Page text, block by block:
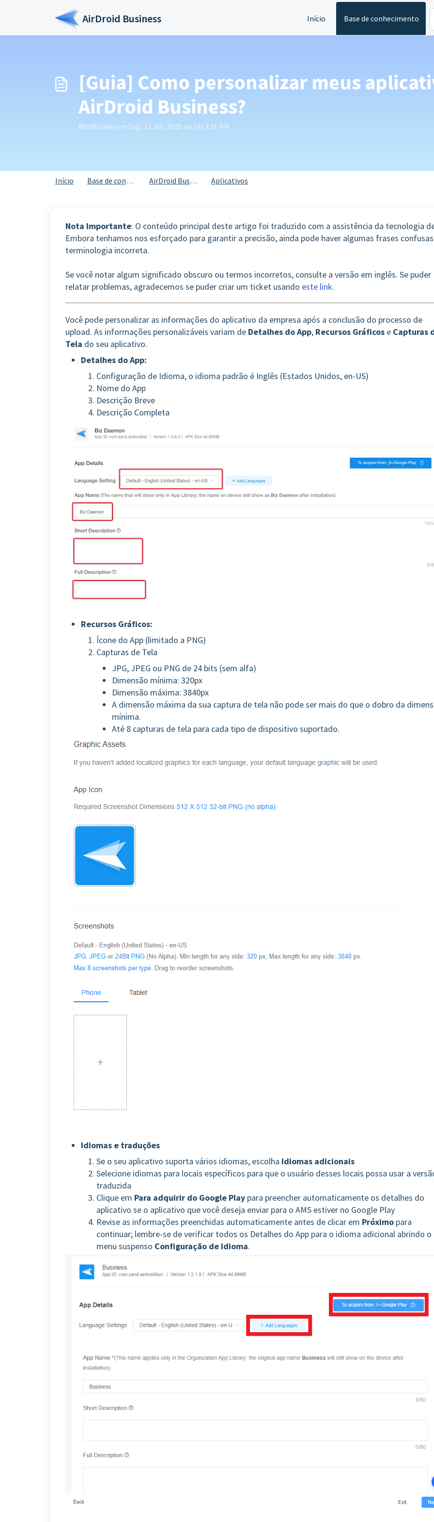
AirDroid Business Início Base de conhecimento
[Guia] Como personalizar meus
AirDroid Business?
Modificado em Seg, 21 Jul, 2025 na (o) 3:31 PM
Início Base de conhecimento AirDroid Business Aplicativos
Nota Importante: O conteúdo principal deste artigo foi traduzido com a assistência da tecnologia
Embora tenhamos nos esforçado para garantir a precisão, ainda pode haver algumas frases
terminologia incorreta.
Se você notar algum significado obscuro ou termos incorretos, consulte a versão em inglês. Se puder
relatar problemas, agradecemos se puder criar um ticket usando este link.
Você pode personalizar as informações do aplicativo da empresa após a conclusão do processo de
upload. As informações personalizáveis variam de Detalhes do App, Recursos Gráficos e Capturas
Tela do seu aplicativo.
Detalhes do App:
Configuração de Idioma, o idioma padrão é Inglês (Estados Unidos, en-US)
Nome do App
Descrição Breve
Descrição Completa
Recursos Gráficos:
Ícone do App (limitado a PNG)
Capturas de Tela
JPG, JPEG ou PNG de 24 bits (sem alfa)
Dimensão mínima: 320px
Dimensão máxima: 3840px
A dimensão máxima da sua captura de tela não pode ser mais do que o dobro da
mínima.
Até 8 capturas de tela para cada tipo de dispositivo suportado.
Idiomas e traduções
Se o seu aplicativo suporta vários idiomas, escolha Idiomas adicionais
Selecione idiomas para locais específicos para que o usuário desses locais possa usar a
traduzida
Clique em Para adquirir do Google Play para preencher automaticamente os detalhes do
aplicativo se o aplicativo que você deseja enviar para o AMS estiver no Google Play
Revise as informações preenchidas automaticamente antes de clicar em Próximo para
continuar; lembre-se de verificar todos os Detalhes do App para o idioma adicional abrindo o
menu suspenso Configuração de Idioma.